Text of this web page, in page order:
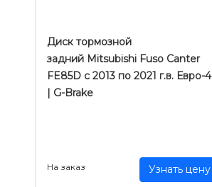
Диск тормозной
задний Mitsubishi Fuso Canter
FE85D с 2013 по 2021 г.в. Евро-4
| G-Brake
На заказ Узнать цену